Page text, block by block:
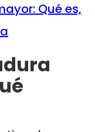
Qué es,